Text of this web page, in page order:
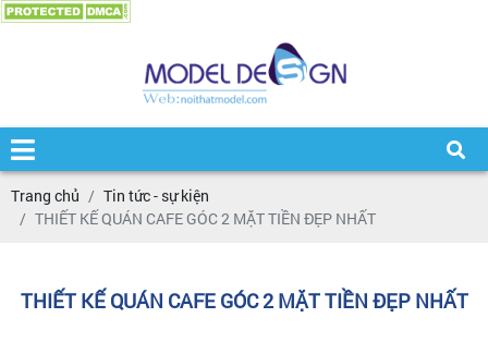
Trang chủ
Tin tức - sự kiện
THIẾT KẾ QUÁN CAFE GÓC 2 MẶT TIỀN ĐẸP NHẤT
THIẾT KẾ QUÁN CAFE GÓC 2 MẶT TIỀN ĐẸP NHẤT